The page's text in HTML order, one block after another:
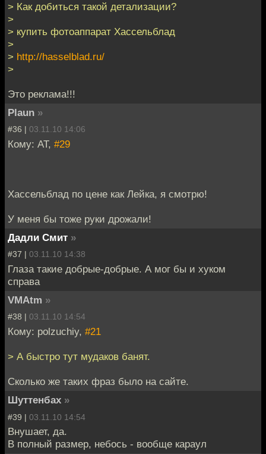
> Как добиться такой детализации?
>
> купить фотоаппарат Хассельблад
>
> http://hasselblad.ru/
>
Это реклама!!!
Plaun »
#36 | 03.11.10 14:06
Кому: AT, #29
Хассельблад по цене как Лейка, я смотрю!
У меня бы тоже руки дрожали!
Дадли Смит »
#37 | 03.11.10 14:38
Глаза такие добрые-добрые. А мог бы и хуком
справа
VMAtm »
#38 | 03.11.10 14:54
Кому: polzuchiy, #21
> А быстро тут мудаков банят.
Сколько же таких фраз было на сайте.
Шуттенбах »
#39 | 03.11.10 14:54
Внушает, да.
В полный размер, небось - вообще караул